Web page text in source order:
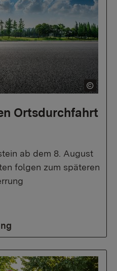
Ortsdurchfahrt
ab dem 8. August
folgen zum späteren